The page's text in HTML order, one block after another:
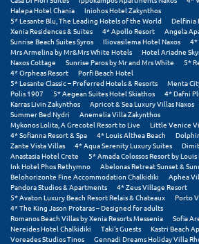
Ν
Νάξος
Νάουσα
Ναυπακτία
Ναύπλιο
Νέα Μάκρη
Νέα Στύρα Εύβοιας
Νέοι Πόροι Πιερίας
Ξ
Halepa Hotel Chania
Iniohos Hotel Zakynthos
5* Lesante Blu, The Leading Hotels of the World
Delfinia
Xenia Residences & Suites
4* Apollo Resort
Angela
Sunrise Beach Suites Syros
Iliovasilema Hotel Naxos
4*
Mrs Armelina by Mr&Mrs White Hotels
Hotel Ariadne
Naxos Cottage
Sunrise Paros by Mr and Mrs White
5*
4* Orpheas Resort
Porfi Beach Hotel
5* Lesante Classic – Preferred Hotels & Resorts
Menta
Polis 1907
5* Aegean Suites Hotel Skiathos
4* Dafni
Karras Livin Zakynthos
Apricot & Sea Luxury Villas Naxos
Summer Bed Nydri
Anemelia Villa Zakynthos
Mykonos Lolita, A Grecotel Resort to Live
Little Venice
4* Sofianna Resort & Spa
4* Louis Althea Beach
Zante Vista Villas
4* Aqua Serenity Luxury Suites
Anastasia Hotel Crete
5* Amada Colossos Resort by
Ink Hotel Phos Rethymno
Abelonas Retreat Sunset &
Belohorizonte Fine Accommodation Chalkidiki
Aphea
Pandora Studios & Apartments
4* Zeus Village Resort
5* Avaton Luxury Beach Resort Relais & Chateaux
Porto
4* The King Jason Protaras – Designed for adults
Romanos Beach Villas by Xenia Resorts Messenia
Sofia
Nereides Hotel Chalkidiki
Taki's Guests
Kastri Beach
Voreades Studios Tinos
Gennadi Dreams Holiday Villa